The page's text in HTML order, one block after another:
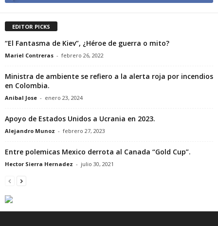
EDITOR PICKS
“El Fantasma de Kiev”, ¿Héroe de guerra o mito?
Mariel Contreras - febrero 26, 2022
Ministra de ambiente se refiero a la alerta roja por incendios
en Colombia.
Anibal Jose - enero 23, 2024
Apoyo de Estados Unidos a Ucrania en 2023.
Alejandro Munoz - febrero 27, 2023
Entre polemicas Mexico derrota al Canada “Gold Cup”.
Hector Sierra Hernadez - julio 30, 2021